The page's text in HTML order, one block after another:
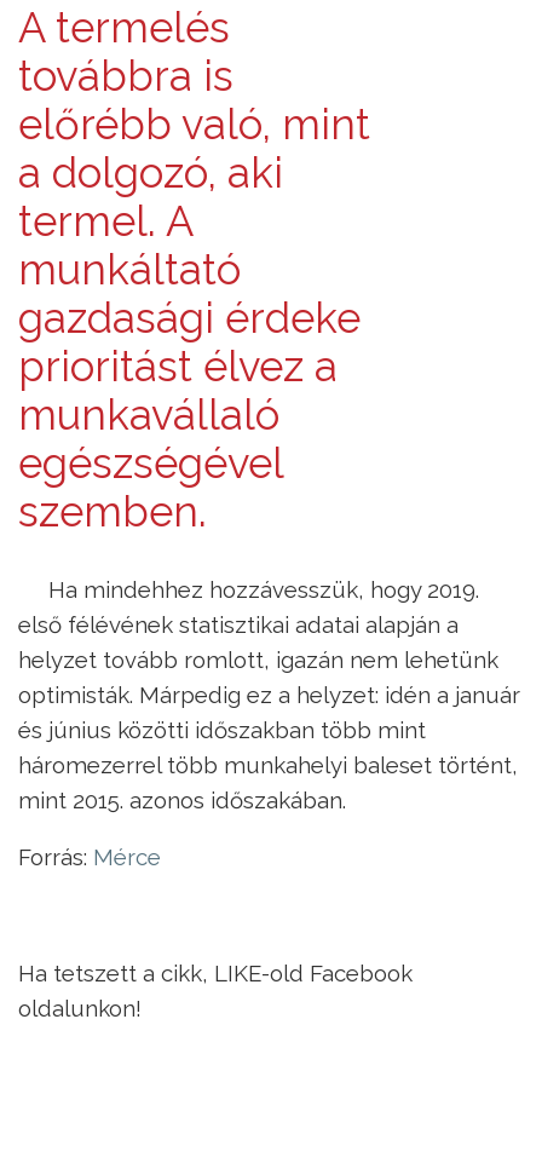
A termelés
továbbra is
előrébb való, mint
a dolgozó, aki
termel. A
munkáltató
gazdasági érdeke
prioritást élvez a
munkavállaló
egészségével
szemben.
Ha mindehhez hozzávesszük, hogy 2019.
első félévének statisztikai adatai alapján a
helyzet tovább romlott, igazán nem lehetünk
optimisták. Márpedig ez a helyzet: idén a január
és június közötti időszakban több mint
háromezerrel több munkahelyi baleset történt,
mint 2015. azonos időszakában.
Forrás: Mérce
Ha tetszett a cikk, LIKE-old Facebook
oldalunkon!